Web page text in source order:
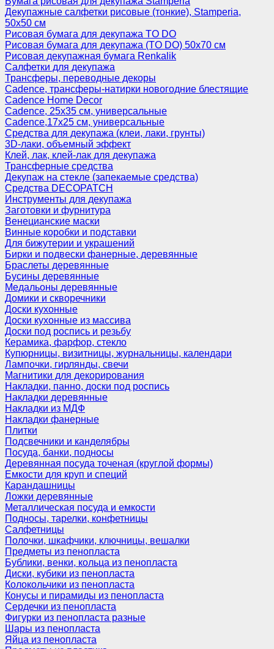
Декупажные салфетки рисовые (тонкие), Stamperia,
50х50 см
Рисовая бумага для декупажа TO DO
Рисовая бумага для декупажа (TO DO) 50х70 см
Рисовая декупажная бумага Renkalik
Салфетки для декупажа
Трансферы, переводные декоры
Cadence, трансферы-натирки новогодние блестящие
Cadence Home Decor
Cadence, 25х35 см, универсальные
Cadence,17х25 см, универсальные
Средства для декупажа (клеи, лаки, грунты)
3D-лаки, объемный эффект
Клей, лак, клей-лак для декупажа
Трансферные средства
Декупаж на стекле (запекаемые средства)
Средства DECOPATCH
Инструменты для декупажа
Заготовки и фурнитура
Венецианские маски
Винные коробки и подставки
Для бижутерии и украшений
Бирки и подвески фанерные, деревянные
Браслеты деревянные
Бусины деревянные
Медальоны деревянные
Домики и скворечники
Доски кухонные
Доски кухонные из массива
Доски под роспись и резьбу
Керамика, фарфор, стекло
Купюрницы, визитницы, журнальницы, календари
Лампочки, гирлянды, свечи
Магнитики для декорирования
Накладки, панно, доски под роспись
Накладки деревянные
Накладки из МДФ
Накладки фанерные
Плитки
Подсвечники и канделябры
Посуда, банки, подносы
Деревянная посуда точеная (круглой формы)
Емкости для круп и специй
Карандашницы
Ложки деревянные
Металлическая посуда и емкости
Подносы, тарелки, конфетницы
Салфетницы
Полочки, шкафчики, ключницы, вешалки
Предметы из пенопласта
Бублики, венки, кольца из пенопласта
Диски, кубики из пенопласта
Колокольчики из пенопласта
Конусы и пирамиды из пенопласта
Сердечки из пенопласта
Фигурки из пенопласта разные
Шары из пенопласта
Яйца из пенопласта